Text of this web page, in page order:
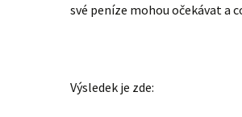
své peníze mohou očekávat a
Výsledek je zde: